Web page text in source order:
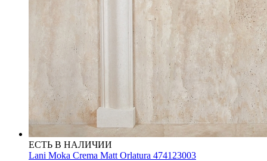
ЕСТЬ В НАЛИЧИИ
Lani Moka Crema Matt Orlatura 474123003